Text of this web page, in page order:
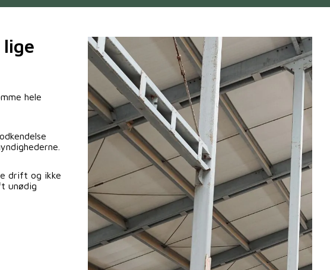
hele
drift og ikke
unødig